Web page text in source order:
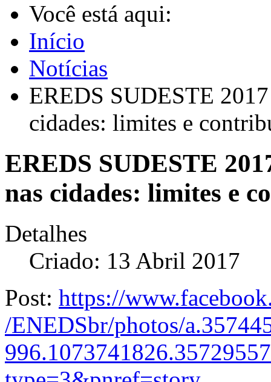
Você está aqui:
Início
Notícias
EREDS SUDESTE
cidades: limites e
EREDS SUDESTE
nas cidades: limites e
Detalhes
Criado: 13 Abril 2017
Post: https://
/ENEDSbr/photos/